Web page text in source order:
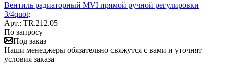
Вентиль радиаторный MVI прямой ручной регулировки
3/4quot;
Арт.: TR.212.05
По запросу
Под заказ
Наши менеджеры обязательно свяжутся с вами и уточнят
условия заказа